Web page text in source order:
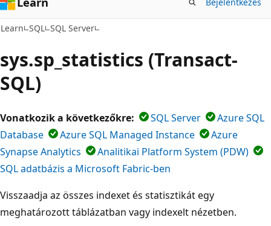
Learn SQL SQL Server
sys.sp_statistics (Transact-
SQL)
Vonatkozik a következőkre: SQL Server
Azure SQL
Database
Azure SQL Managed Instance
Azure
Synapse Analytics
Analitikai Platform System (PDW)
SQL adatbázis a Microsoft Fabric-ben
Visszaadja az összes indexet és statisztikát egy
meghatározott táblázatban vagy indexelt nézetben.